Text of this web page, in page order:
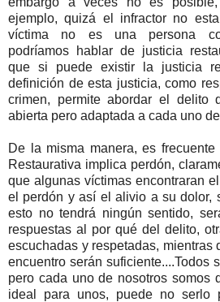
ejemplo, quizá el infractor no
víctima no es una persona
podríamos hablar de justicia
que si puede existir la justicia
definición de esta justicia, como
crimen, permite abordar el delito
abierta pero adaptada a cada uno
De la misma manera, es
Restaurativa implica perdón,
que algunas víctimas encontraran
el perdón y así el alivio a su dolor,
esto no tendrá ningún sentido,
respuestas al por qué del delito,
escuchadas y respetadas, mientras
encuentro serán suficiente....Todos
pero cada uno de nosotros somos
ideal para unos, puede no serlo